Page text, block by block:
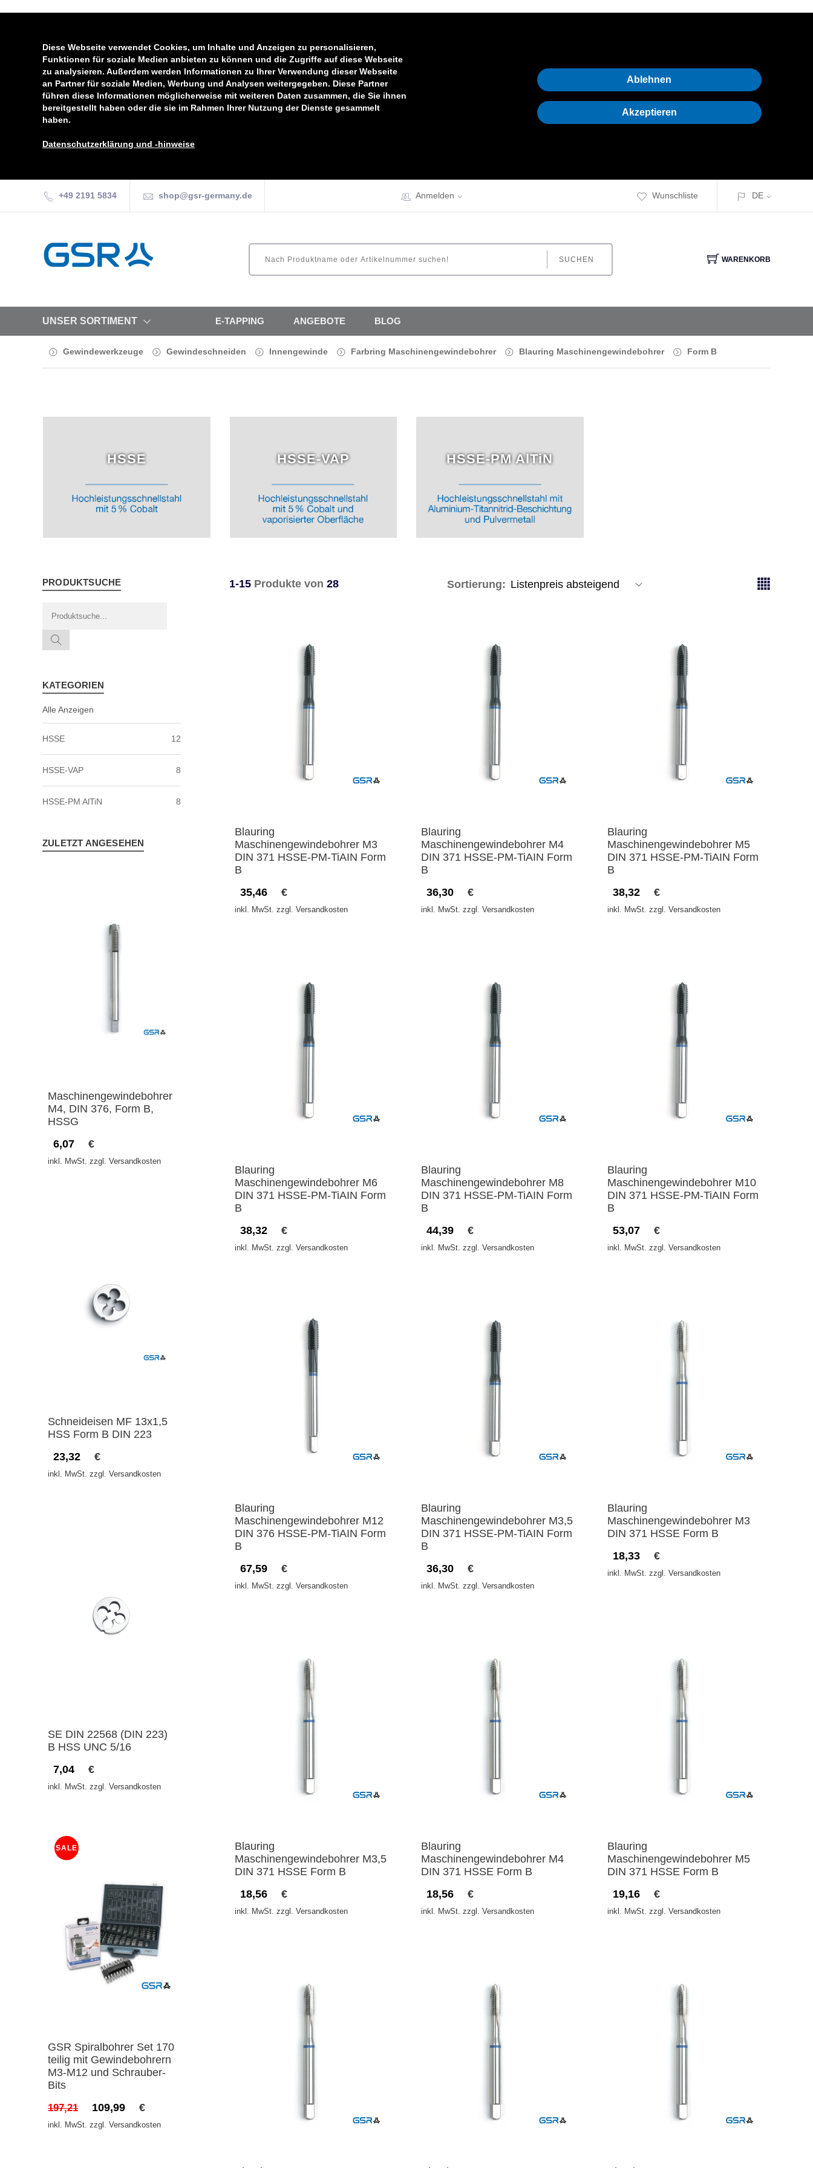
Diese Webseite verwendet Cookies, um Inhalte und Anzeigen zu personalisieren,
Funktionen für soziale Medien anbieten zu können und die Zugriffe auf diese Webseite
zu analysieren. Außerdem werden Informationen zu Ihrer Verwendung dieser Webseite
an Partner für soziale Medien, Werbung und Analysen weitergegeben. Diese Partner
führen diese Informationen möglicherweise mit weiteren Daten zusammen, die Sie ihnen
bereitgestellt haben oder die sie im Rahmen Ihrer Nutzung der Dienste gesammelt
haben.
Datenschutzerklärung und -hinweise
Ablehnen
Akzeptieren
+49 2191 5834 shop@gsr-germany.de Anmelden Wunschliste DE
SUCHEN WARENKORB
UNSER SORTIMENT E-TAPPING ANGEBOTE BLOG
Gewindewerkzeuge Gewindeschneiden Innengewinde Farbring Maschinengewindebohrer Blauring Maschinengewindebohrer Form B
HSSE HSSE-VAP HSSE-PM AlTiN
PRODUKTSUCHE
KATEGORIEN
Alle Anzeigen
HSSE 12
HSSE-VAP 8
HSSE-PM AlTiN 8
ZULETZT ANGESEHEN
Maschinengewindebohrer
M4, DIN 376, Form B,
HSSG
6,07
€
inkl. MwSt. zzgl. Versandkosten
Schneideisen MF 13x1,5
HSS Form B DIN 223
23,32
€
inkl. MwSt. zzgl. Versandkosten
SE DIN 22568 (DIN 223)
B HSS UNC 5/16
7,04
€
inkl. MwSt. zzgl. Versandkosten
SALE
GSR Spiralbohrer Set 170
teilig mit Gewindebohrern
M3-M12 und Schrauber-
Bits
197,21 109,99 €
inkl. MwSt. zzgl. Versandkosten
1-15Produkte von 28 Sortierung:
Blauring
Maschinengewindebohrer M3
DIN 371 HSSE-PM-TiAIN Form
B
35,46
€
inkl. MwSt. zzgl. Versandkosten
Blauring
Maschinengewindebohrer M4
DIN 371 HSSE-PM-TiAIN Form
B
36,30
€
inkl. MwSt. zzgl. Versandkosten
Blauring
Maschinengewindebohrer M5
DIN 371 HSSE-PM-TiAIN Form
B
38,32
€
inkl. MwSt. zzgl. Versandkosten
Blauring
Maschinengewindebohrer M6
DIN 371 HSSE-PM-TiAIN Form
B
38,32
€
inkl. MwSt. zzgl. Versandkosten
Blauring
Maschinengewindebohrer M8
DIN 371 HSSE-PM-TiAIN Form
B
44,39
€
inkl. MwSt. zzgl. Versandkosten
Blauring
Maschinengewindebohrer M10
DIN 371 HSSE-PM-TiAIN Form
B
53,07
€
inkl. MwSt. zzgl. Versandkosten
Blauring
Maschinengewindebohrer M12
DIN 376 HSSE-PM-TiAIN Form
B
67,59
€
inkl. MwSt. zzgl. Versandkosten
Blauring
Maschinengewindebohrer M3,5
DIN 371 HSSE-PM-TiAIN Form
B
36,30
€
inkl. MwSt. zzgl. Versandkosten
Blauring
Maschinengewindebohrer M3
DIN 371 HSSE Form B
18,33
€
inkl. MwSt. zzgl. Versandkosten
Blauring
Maschinengewindebohrer M3,5
DIN 371 HSSE Form B
18,56
€
inkl. MwSt. zzgl. Versandkosten
Blauring
Maschinengewindebohrer M4
DIN 371 HSSE Form B
18,56
€
inkl. MwSt. zzgl. Versandkosten
Blauring
Maschinengewindebohrer M5
DIN 371 HSSE Form B
19,16
€
inkl. MwSt. zzgl. Versandkosten